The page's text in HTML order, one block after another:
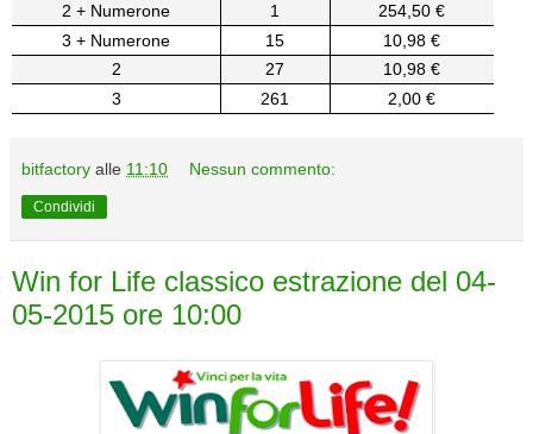
2 + Numerone
1
254,50 €
3 + Numerone
15
10,98 €
2
27
10,98 €
3
261 2,00 €
bitfactory alle 11:10 Nessun commento:
Condividi
Win for Life classico estrazione del 04-
05-2015 ore 10:00